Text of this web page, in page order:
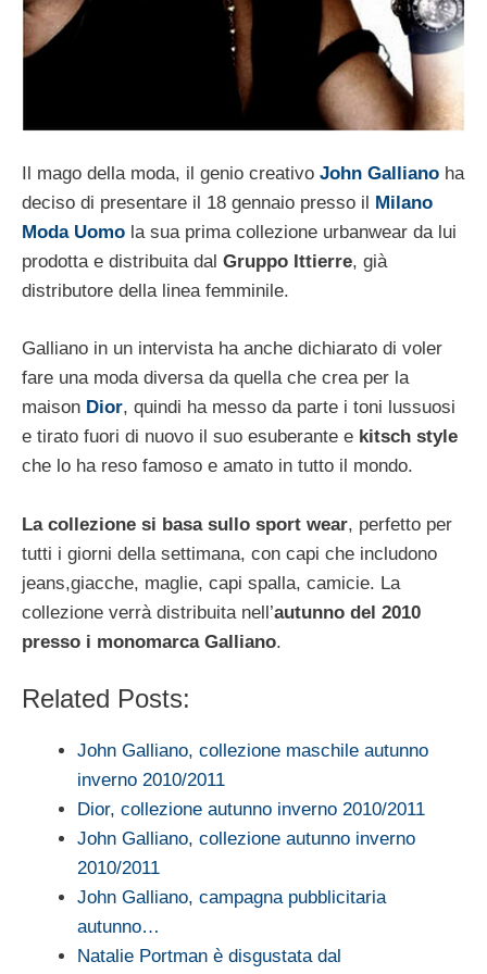
Il mago della moda, il genio creativo John Galliano ha
deciso di presentare il 18 gennaio presso il
Milano
Moda Uomo la sua prima collezione urbanwear da lui
prodotta e distribuita dal Gruppo Ittierre, già
distributore della linea femminile.
Galliano in un intervista ha anche dichiarato di voler
fare una moda diversa da quella che crea per la
maison Dior, quindi ha messo da parte i toni lussuosi
e tirato fuori di nuovo il suo esuberante e kitsch style
che lo ha reso famoso e amato in tutto il mondo.
La collezione si basa sullo sport wear, perfetto per
tutti i giorni della settimana, con capi che includono
jeans,giacche, maglie, capi spalla, camicie. La
collezione verrà distribuita nell’autunno del 2010
presso i monomarca Galliano.
Related Posts:
John Galliano, collezione maschile autunno
inverno 2010/2011
Dior, collezione autunno inverno 2010/2011
John Galliano, collezione autunno inverno
2010/2011
John Galliano, campagna pubblicitaria
autunno…
Natalie Portman è disgustata dal